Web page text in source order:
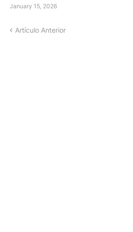
January 15, 2026
Artículo Anterior